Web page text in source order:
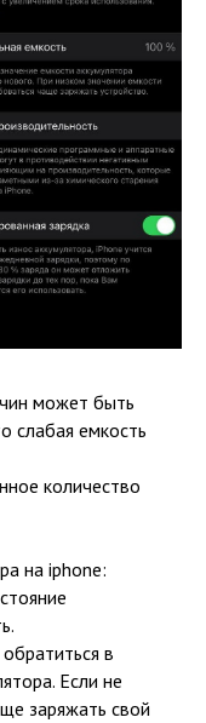
может быть
слабая емкость
количество
на iphone:
в
Если не
заряжать свой